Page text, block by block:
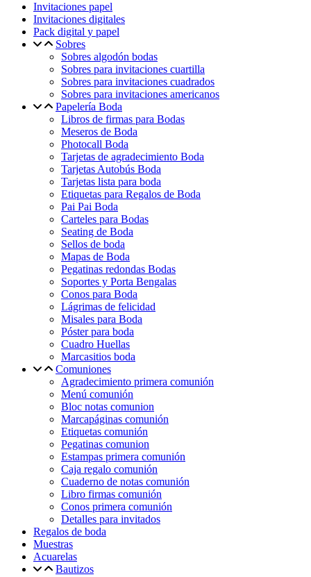
Invitaciones papel
Invitaciones digitales
Pack digital y papel
Sobres
Sobres algodón bodas
Sobres para invitaciones cuartilla
Sobres para invitaciones cuadrados
Sobres para invitaciones americanos
Papelería Boda
Libros de firmas para Bodas
Meseros de Boda
Photocall Boda
Tarjetas de agradecimiento Boda
Tarjetas Autobús Boda
Tarjetas lista para boda
Etiquetas para Regalos de Boda
Pai Pai Boda
Carteles para Bodas
Seating de Boda
Sellos de boda
Mapas de Boda
Pegatinas redondas Bodas
Soportes y Porta Bengalas
Conos para Boda
Lágrimas de felicidad
Misales para Boda
Póster para boda
Cuadro Huellas
Marcasitios boda
Comuniones
Agradecimiento primera comunión
Menú comunión
Bloc notas comunion
Marcapáginas comunión
Etiquetas comunión
Pegatinas comunion
Estampas primera comunión
Caja regalo comunión
Cuaderno de notas comunión
Libro firmas comunión
Conos primera comunión
Detalles para invitados
Regalos de boda
Muestras
Acuarelas
Bautizos